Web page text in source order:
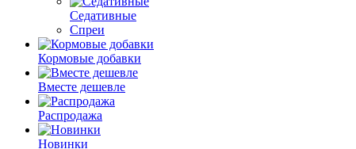
Седативные
Спреи
Кормовые добавки
Вместе дешевле
Распродажа
Новинки